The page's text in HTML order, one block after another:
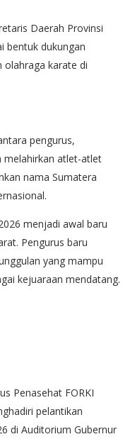
Daerah Provinsi
bentuk dukungan
olahraga karate di
pengurus,
melahirkan atlet-atlet
nama Sumatera
menjadi awal baru
Pengurus baru
yang mampu
kejuaraan mendatang.
Penasehat FORKI
pelantikan
di Auditorium Gubernur